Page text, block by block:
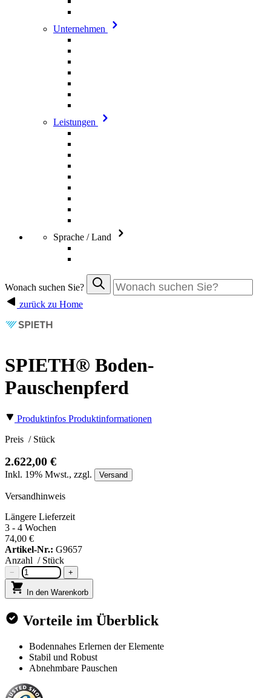
Unternehmen
Leistungen
Sprache / Land
Wonach suchen Sie?
zurück zu Home
SPIETH® Boden-
Pauschenpferd
Produktinfos Produktinformationen
Preis / Stück
2.622,00 €
Inkl. 19% Mwst., zzgl. Versand
Versandhinweis
Längere Lieferzeit
3 - 4 Wochen
74,00 €
Artikel-Nr.: G9657
Anzahl / Stück
− +
In den Warenkorb
Vorteile im Überblick
Bodennahes Erlernen der Elemente
Stabil und Robust
Abnehmbare Pauschen